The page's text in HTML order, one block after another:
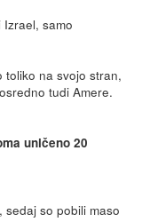
samo
toliko na svojo stran,
tudi Amere.
uničeno 20
sedaj so pobili maso